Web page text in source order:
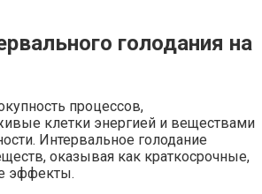
голодания на
процессов,
клетки энергией и веществами
Интервальное голодание
оказывая как краткосрочные,
эффекты.